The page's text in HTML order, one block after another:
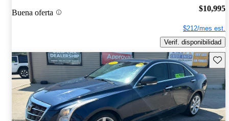
Buena oferta $10,995
$212/mes est.
Verif. disponibilidad